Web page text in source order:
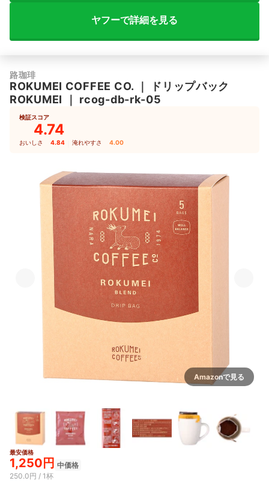
ヤフーで詳細を見る
路珈琲
ROKUMEI COFFEE CO.
ドリップバック
ROKUMEI
rcog-db-rk-05
検証スコア
4.74
おいしさ 4.84 淹れやすさ 4.00
Amazonで見る
最安価格
1,250円 中価格
250.0円 / 1杯